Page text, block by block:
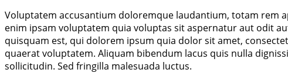
Voluptatem accusantium doloremque laudantium, totam rem
enim ipsam voluptatem quia voluptas sit aspernatur aut odit
quisquam est, qui dolorem ipsum quia dolor sit amet,
quaerat voluptatem. Aliquam bibendum lacus quis nulla
sollicitudin. Sed fringilla malesuada luctus.